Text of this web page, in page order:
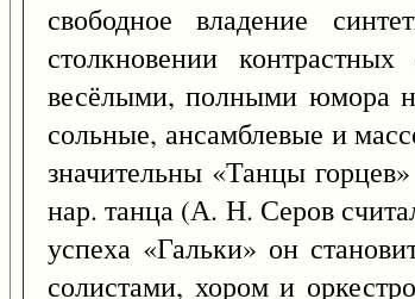
свободное владение
столкновении
весёлыми, полными юмора
сольные, ансамблевые и
значительны «Танцы
нар. танца (А. Н. Серов
успеха «Гальки» он
солистами, хором и